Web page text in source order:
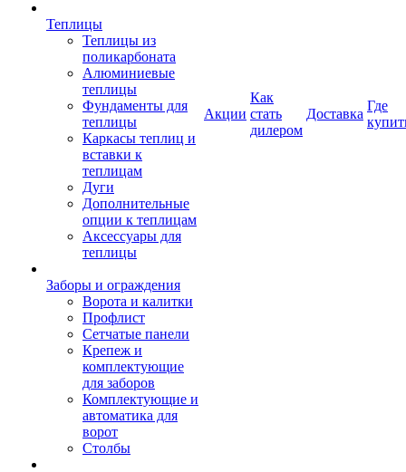
Теплицы
Теплицы из
поликарбоната
Алюминиевые
теплицы
Фундаменты для
теплицы
Каркасы теплиц и
вставки к
теплицам
Дуги
Дополнительные
опции к теплицам
Аксессуары для
теплицы
Заборы и ограждения
Ворота и калитки
Профлист
Сетчатые панели
Крепеж и
комплектующие
для заборов
Комплектующие и
автоматика для
ворот
Столбы
Акции
Как
стать
дилером
Доставка
Где